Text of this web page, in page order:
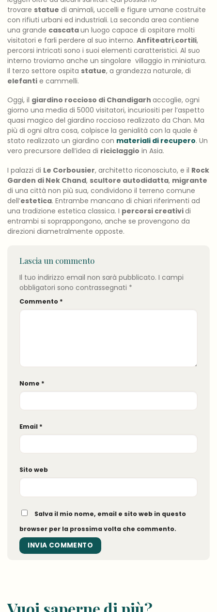
trovare statue di animali, uccelli e figure umane costruite
con rifiuti urbani ed industriali. La seconda area contiene
una grande cascataun luogo capace di ospitare molti
visitatori e farli perdere al suo interno. Anfiteatri,cortili,
percorsi intricati sono i suoi elementi caratteristici. Al suo
interno troviamo anche un singolare villaggio in miniatura.
Il terzo settore ospita statue, a grandezza naturale, di
elefanti e cammelli.
Oggi, il giardino roccioso di Chandigarh accoglie, ogni
giorno una media di 5000 visitatori, incuriositi per l’aspetto
quasi magico del giardino roccioso realizzato da Chan. Ma
più di ogni altra cosa, colpisce la genialità con la quale è
stato realizzato un giardino con materiali di recupero. Un
vero precursore dell’idea di riciclaggio in Asia.
I palazzi di Le Corbousier, architetto riconosciuto, e il Rock
Garden di Nek Chand, scultore autodidatta, migrante
di una città non più sua, condividono il terreno comune
dell’estetica. Entrambe mancano di chiari riferimenti ad
una tradizione estetica classica. I percorsi creatividi
entrambi si soprappongono, anche se provengono da
direzioni diametralmente opposte.
Lascia un commento
Il tuo indirizzo email non sarà pubblicato. I campi
obbligatori sono contrassegnati *
Commento *
Nome *
Email *
Sito web
Salva il mio nome, email e sito web in questo
browser per la prossima volta che commento.